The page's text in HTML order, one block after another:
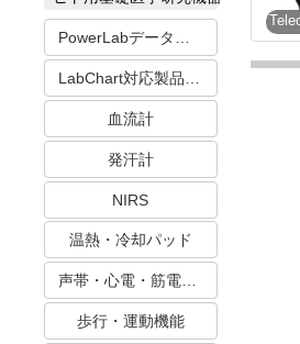
PowerLabデータ収録システム
血流計
発汗計
NIRS
温熱・冷却パッド
歩行・運動機能